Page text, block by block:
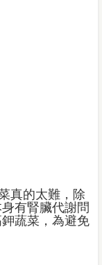
真的太難，除
有腎臟代謝問
蔬菜，為避免